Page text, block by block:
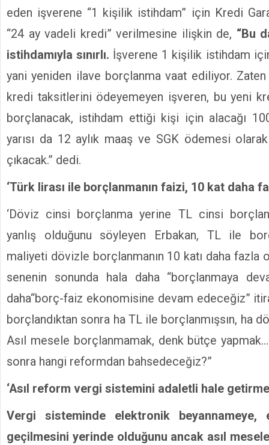
eden işverene “1 kişilik istihdam” için Kredi
“24 ay vadeli kredi” verilmesine ilişkin de, “Bu
istihdamıyla sınırlı. İşverene 1 kişilik istihdam
yani yeniden ilave borçlanma vaat ediliyor.
kredi taksitlerini ödeyemeyen işveren, bu yeni
borçlanacak, istihdam ettiği kişi için alacağı
yarısı da 12 aylık maaş ve SGK ödemesi
çıkacak.” dedi.
‘Türk lirası ile borçlanmanın faizi, 10 kat daha
‘Döviz cinsi borçlanma yerine TL cinsi
yanlış olduğunu söyleyen Erbakan, TL ile
maliyeti dövizle borçlanmanın 10 katı daha fazla
senenin sonunda hala daha “borçlanmaya
daha“borç-faiz ekonomisine devam edeceğiz”
borçlandıktan sonra ha TL ile borçlanmışsın, ha
Asıl mesele borçlanmamak, denk bütçe yapmak…
sonra hangi reformdan bahsedeceğiz?”
‘Asıl reform vergi sistemini adaletli hale
Vergi sisteminde elektronik beyannameye,
geçilmesini yerinde olduğunu ancak asıl